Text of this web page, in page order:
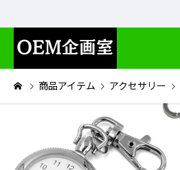
商品アイテム アクセサリー